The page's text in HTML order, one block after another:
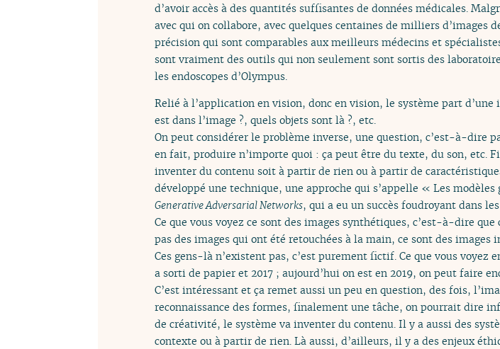
d’avoir accès à des quantités suffisantes de données médicales.
avec qui on collabore, avec quelques centaines de milliers d’images
précision qui sont comparables aux meilleurs médecins et
sont vraiment des outils qui non seulement sont sortis des
les endoscopes d’Olympus.
Relié à l’application en vision, donc en vision, le système part d’une
est dans l’image ?, quels objets sont là ?, etc.
On peut considérer le problème inverse, une question, c’est-à-dire
en fait, produire n’importe quoi : ça peut être du texte, du son, etc.
inventer du contenu soit à partir de rien ou à partir de
développé une technique, une approche qui s’appelle « Les
Generative Adversarial Networks, qui a eu un succès foudroyant dans
Ce que vous voyez ce sont des images synthétiques, c’est-à-dire
pas des images qui ont été retouchées à la main, ce sont des
Ces gens-là n’existent pas, c’est purement fictif. Ce que vous voyez
a sorti de papier et 2017 ; aujourd’hui on est en 2019, on peut faire
C’est intéressant et ça remet aussi un peu en question, des fois,
reconnaissance des formes, finalement une tâche, on pourrait dire
de créativité, le système va inventer du contenu. Il y a aussi des
contexte ou à partir de rien. Là aussi, d’ailleurs, il y a des enjeux